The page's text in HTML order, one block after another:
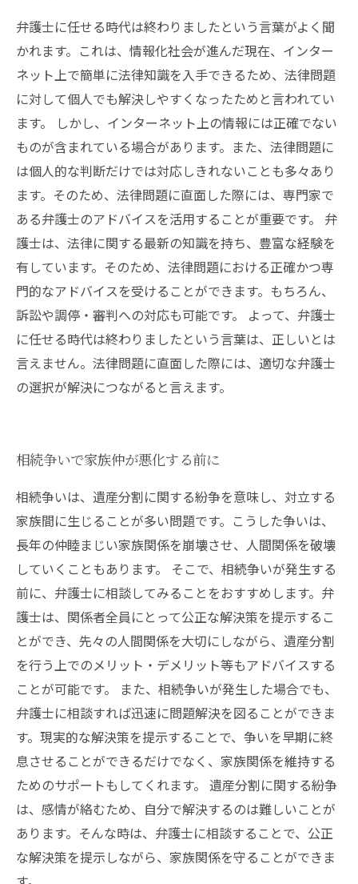
弁護士に任せる時代は終わりましたという言葉がよく聞
かれます。これは、情報化社会が進んだ現在、インター
ネット上で簡単に法律知識を入手できるため、法律問題
に対して個人でも解決しやすくなったためと言われてい
ます。 しかし、インターネット上の情報には正確でない
ものが含まれている場合があります。また、法律問題に
は個人的な判断だけでは対応しきれないことも多々あり
ます。そのため、法律問題に直面した際には、専門家で
ある弁護士のアドバイスを活用することが重要です。 弁
護士は、法律に関する最新の知識を持ち、豊富な経験を
有しています。そのため、法律問題における正確かつ専
門的なアドバイスを受けることができます。もちろん、
訴訟や調停・審判への対応も可能です。 よって、弁護士
に任せる時代は終わりましたという言葉は、正しいとは
言えません。法律問題に直面した際には、適切な弁護士
の選択が解決につながると言えます。
相続争いで家族仲が悪化する前に
相続争いは、遺産分割に関する紛争を意味し、対立する
家族間に生じることが多い問題です。こうした争いは、
長年の仲睦まじい家族関係を崩壊させ、人間関係を破壊
していくこともあります。 そこで、相続争いが発生する
前に、弁護士に相談してみることをおすすめします。弁
護士は、関係者全員にとって公正な解決策を提示するこ
とができ、先々の人間関係を大切にしながら、遺産分割
を行う上でのメリット・デメリット等もアドバイスする
ことが可能です。 また、相続争いが発生した場合でも、
弁護士に相談すれば迅速に問題解決を図ることができま
す。現実的な解決策を提示することで、争いを早期に終
息させることができるだけでなく、家族関係を維持する
ためのサポートもしてくれます。 遺産分割に関する紛争
は、感情が絡むため、自分で解決するのは難しいことが
あります。そんな時は、弁護士に相談することで、公正
な解決策を提示しながら、家族関係を守ることができま